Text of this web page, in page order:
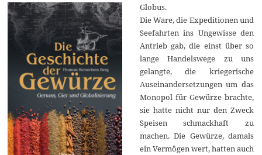
Globus.
Die Ware, die Expeditionen und
Seefahrten ins Ungewisse den
Antrieb gab, die einst über so
lange Handelswege zu uns
gelangte, die kriegerische
Auseinandersetzungen um das
Monopol für Gewürze brachte,
sie hatte nicht nur den Zweck
Speisen schmackhaft zu
machen. Die Gewürze, damals
ein Vermögen wert, hatten auch